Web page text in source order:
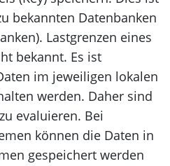
bekannten Datenbanken
Lastgrenzen eines
bekannt. Es ist
im jeweiligen lokalen
werden. Daher sind
evaluieren. Bei
können die Daten in
gespeichert werden